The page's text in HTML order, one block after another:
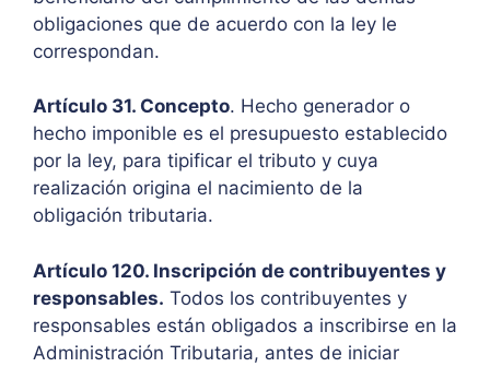
obligaciones que de acuerdo con la ley le
correspondan.
Artículo 31. Concepto. Hecho generador o
hecho imponible es el presupuesto establecido
por la ley, para tipificar el tributo y cuya
realización origina el nacimiento de la
obligación tributaria.
Artículo 120. Inscripción de contribuyentes y
responsables. Todos los contribuyentes y
responsables están obligados a inscribirse en la
Administración Tributaria, antes de iniciar